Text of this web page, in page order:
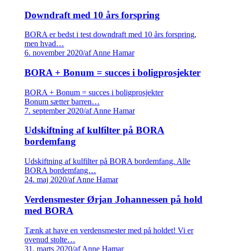
Downdraft med 10 års forspring
BORA er bedst i test downdraft med 10 års forspring,
men hvad…
6. november 2020/af Anne Hamar
BORA + Bonum = succes i boligprosjekter
BORA + Bonum = succes i boligprosjekter
Bonum sætter barren…
7. september 2020/af Anne Hamar
Udskiftning af kulfilter på BORA
bordemfang
Udskiftning af kulfilter på BORA bordemfang. Alle
BORA bordemfang…
24. maj 2020/af Anne Hamar
Verdensmester Ørjan Johannessen på hold
med BORA
Tænk at have en verdensmester med på holdet! Vi er
ovenud stolte…
31. marts 2020/af Anne Hamar